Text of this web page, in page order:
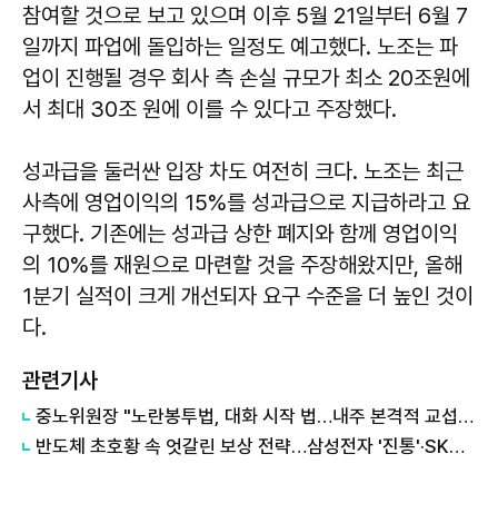
참여할 것으로 보고 있으며 이후 5월 21일부터 6월 7
일까지 파업에 돌입하는 일정도 예고했다. 노조는 파
업이 진행될 경우 회사 측 손실 규모가 최소 20조원에
서 최대 30조 원에 이를 수 있다고 주장했다.
성과급을 둘러싼 입장 차도 여전히 크다. 노조는 최근
사측에 영업이익의 15%를 성과급으로 지급하라고 요
구했다. 기존에는 성과급 상한 폐지와 함께 영업이익
의 10%를 재원으로 마련할 것을 주장해왔지만, 올해
1분기 실적이 크게 개선되자 요구 수준을 더 높인 것이
다.
관련기사
중노위원장 "노란봉투법, 대화 시작 법…내주 본격적 교섭요구 들어올 것"
반도체 초호황 속 엇갈린 보상 전략…삼성전자 '진통'·SK하닉 '파격'